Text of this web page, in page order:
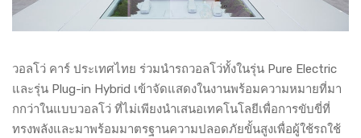
วอลโว่ คาร์ ประเทศไทย ร่วมนำรถวอลโว่ทั้งในรุ่น Pure Electric
และรุ่น Plug-in Hybrid เข้าจัดแสดงในงานพร้อมความหมายที่มา
กกว่าในแบบวอลโว่ ที่ไม่เพียงนำเสนอเทคโนโลยีเพื่อการขับขี่ที่
ทรงพลังและมาพร้อมมาตรฐานความปลอดภัยขั้นสูงเพื่อผู้ใช้รถใช้